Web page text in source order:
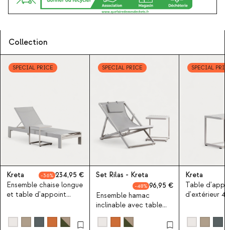
Collection
SPECIAL PRICE
Kreta 36
234,95
Ensemble chaise longue
et table d'appoint
SPECIAL PRICE
Set Rilas - Kreta
48
96,95
Ensemble hamac
inclinable avec table
d'appoint 40x40 cm en
aluminium Kreta
SPECIAL
Kreta
Table
d'extérieur